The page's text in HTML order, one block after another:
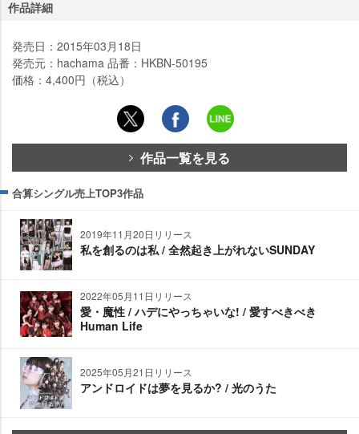
作品詳細
発売日：2015年03月18日
発売元：hachama 品番：HKBN-50195
価格：4,400円（税込）
作品一覧を見る
合算シングル売上TOP3作品
2019年11月20日リリース
私を創るのは私 / 全然起き上がれないSUNDAY
2022年05月11日リリース
愛・魔性 / ハデにやっちゃいな! / 愛すべきべき
Human Life
2025年05月21日リリース
アンドロイドは夢を見るか? / 光のうた